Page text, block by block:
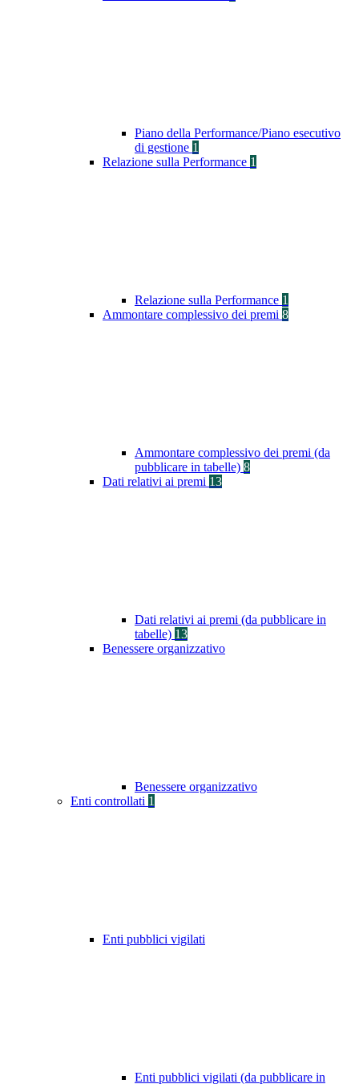
Piano della Performance/Piano esecutivo
di gestione 1
Relazione sulla Performance 1
Relazione sulla Performance 1
Ammontare complessivo dei premi 8
Ammontare complessivo dei premi (da
pubblicare in tabelle) 8
Dati relativi ai premi 13
Dati relativi ai premi (da pubblicare in
tabelle) 13
Benessere organizzativo
Benessere organizzativo
Enti controllati 1
Enti pubblici vigilati
Enti pubblici vigilati (da pubblicare in